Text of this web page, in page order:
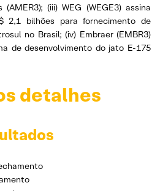
(iii) WEG (WEGE3) assina
2,1 bilhões para fornecimento de
no Brasil; (iv) Embraer (EMBR3)
de desenvolvimento do jato E-175
detalhes